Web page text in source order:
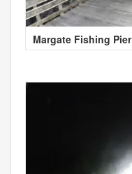
Margate Fishing Pier